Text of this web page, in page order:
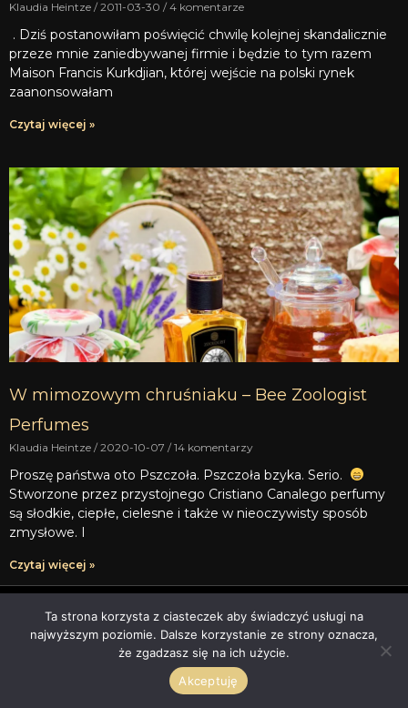
Klaudia Heintze 2011-03-30 4 komentarze
. Dziś postanowiłam poświęcić chwilę kolejnej skandalicznie
przeze mnie zaniedbywanej firmie i będzie to tym razem
Maison Francis Kurkdjian, której wejście na polski rynek
zaanonsowałam
Czytaj więcej »
W mimozowym chruśniaku – Bee Zoologist
Perfumes
Klaudia Heintze 2020-10-07 14 komentarzy
Proszę państwa oto Pszczoła. Pszczoła bzyka. Serio.
Stworzone przez przystojnego Cristiano Canalego perfumy
są słodkie, ciepłe, cielesne i także w nieoczywisty sposób
zmysłowe. I
Czytaj więcej »
Artykuły
Indeks Recenzji
Indeks A-E
Ta strona korzysta z ciasteczek aby świadczyć usługi na
najwyższym poziomie. Dalsze korzystanie ze strony oznacza,
że zgadzasz się na ich użycie.
Akceptuję